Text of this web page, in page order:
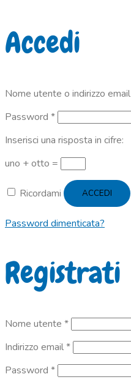
Accedi
Nome utente o indirizzo email
Password *Richiesto
Inserisci una risposta in cifre:
uno + otto =
Ricordami ACCEDI
Password dimenticata?
Registrati
Nome utente *Richiesto
Indirizzo email*Richiesto
Password *Richiesto